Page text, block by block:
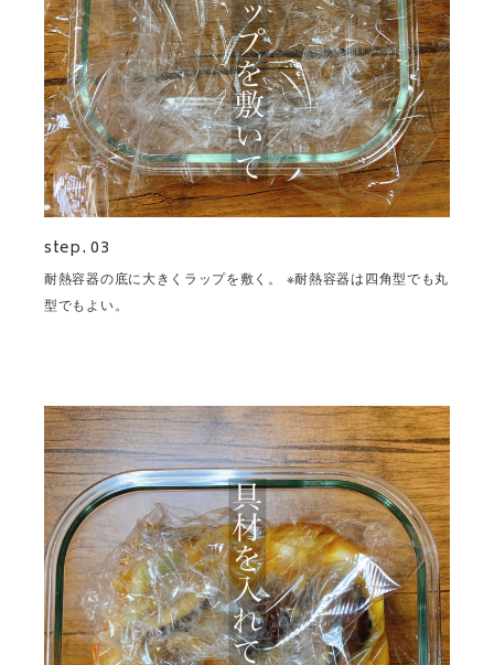
step. 03
耐熱容器の底に大きくラップを敷く。 ※耐熱容器は四角型でも丸
型でもよい。